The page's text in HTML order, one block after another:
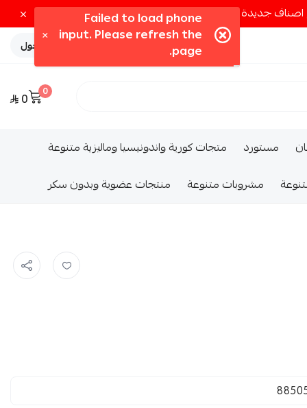
تسجيل الدخول
0
0
مستورد
متجات كورية واندونيسيا وماليزية متنوعة
مشروبات متنوعة منتجات عضوية وبدون سكر